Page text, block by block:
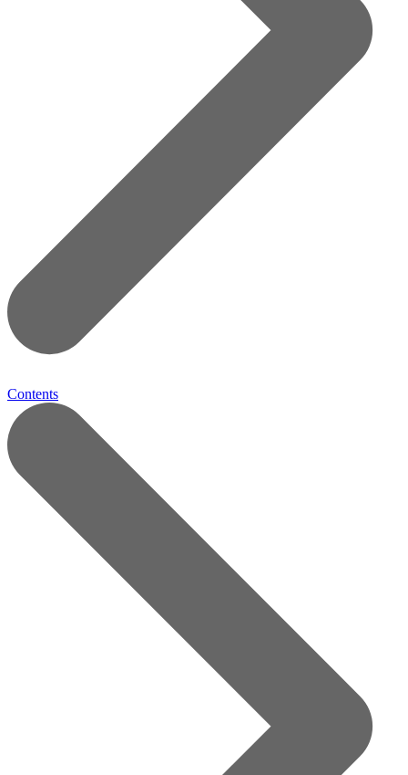
Contents